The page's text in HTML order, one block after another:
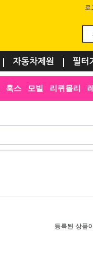
로
자동차제원 필터
훅스 모빌 리퀴몰리
등록된 상품